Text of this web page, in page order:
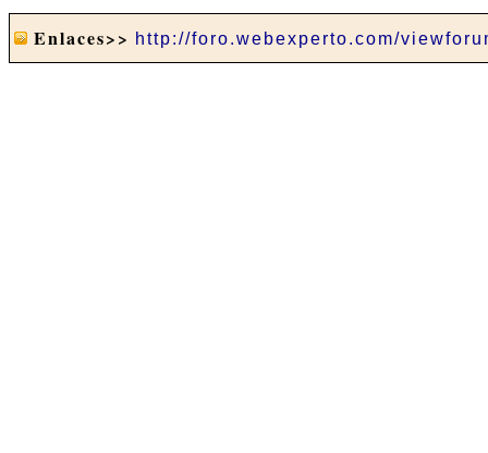
Enlaces>> http://foro.webexperto.com/